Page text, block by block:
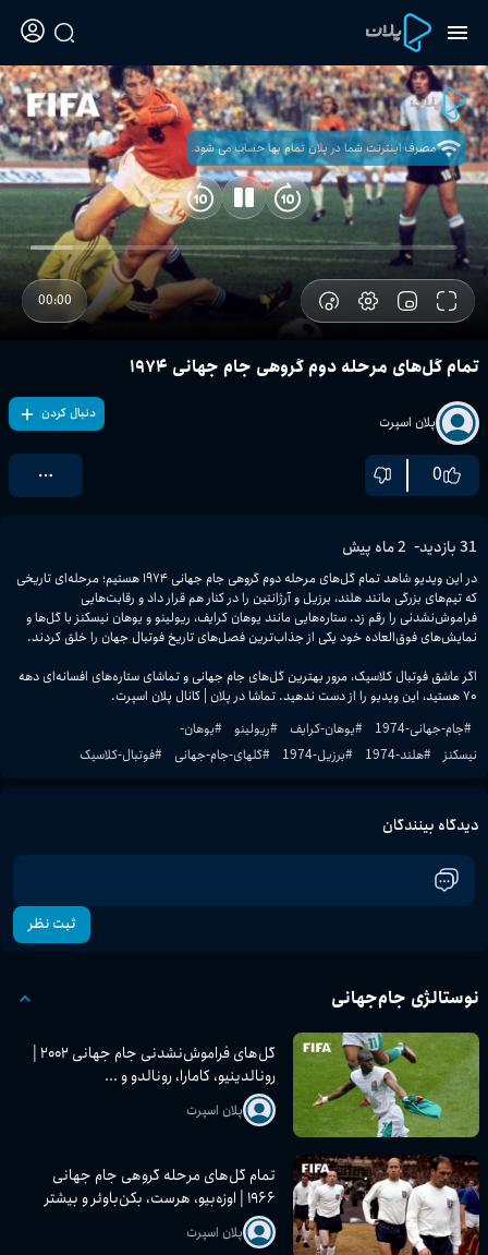
مصرف اینترنت شما در پلان تمام بها حساب می شود.
00:00
تمام گل‌های مرحله دوم گروهی جام جهانی ۱۹۷۴
پلان اسپرت دنبال کردن
0
31بازدید- 2 ماه پیش
در این ویدیو شاهد تمام گل‌های مرحله دوم گروهی جام جهانی ۱۹۷۴ هستیم؛ مرحله‌ای تاریخی
که تیم‌های بزرگی مانند هلند، برزیل و آرژانتین را در کنار هم قرار داد و رقابت‌هایی
فراموش‌نشدنی را رقم زد. ستاره‌هایی مانند یوهان کرایف، ریولینو و یوهان نیسکنز با گل‌ها و
اگر عاشق فوتبال کلاسیک، مرور بهترین گل‌های جام جهانی و تماشای ستاره‌های افسانه‌ای دهه
۷۰ هستید، این ویدیو را از دست ندهید. تماشا در پلان | کانال پلان اسپرت.
#جام-جهانی-1974 #یوهان-کرایف #ریولینو #یوهان-
نیسکنز
#هلند-1974 #برزیل-1974 #گلهای-جام-جهانی #فوتبال-کلاسیک
دیدگاه بینندگان
ثبت نظر
نوستالژی جام‌جهانی
گل‌های فراموش‌نشدنی جام جهانی ۲۰۰۲ |
رونالدینیو، کامارا، رونالدو و ...
پلان اسپرت
تمام گل‌های مرحله گروهی جام جهانی
۱۹۶۶ | اوزه‌بیو، هرست، بکن‌باوئر و بیشتر
پلان اسپرت